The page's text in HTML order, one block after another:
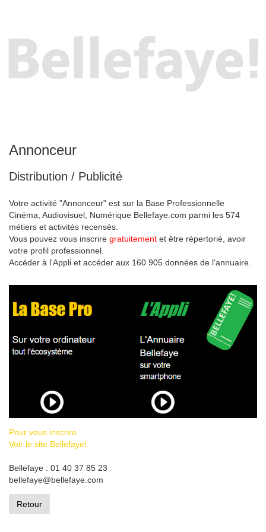
Annonceur
Distribution / Publicité
Votre activité "Annonceur" est sur la Base Professionnelle
Cinéma, Audiovisuel, Numérique Bellefaye.com parmi les 574
métiers et activités recensés.
Vous pouvez vous inscrire gratuitement et être répertorié, avoir
votre profil professionnel.
Accéder à l'Appli et accéder aux 160 905 données de l'annuaire.
Pour vous inscrire
Voir le site Bellefaye!
Bellefaye : 01 40 37 85 23
bellefaye@bellefaye.com
Retour